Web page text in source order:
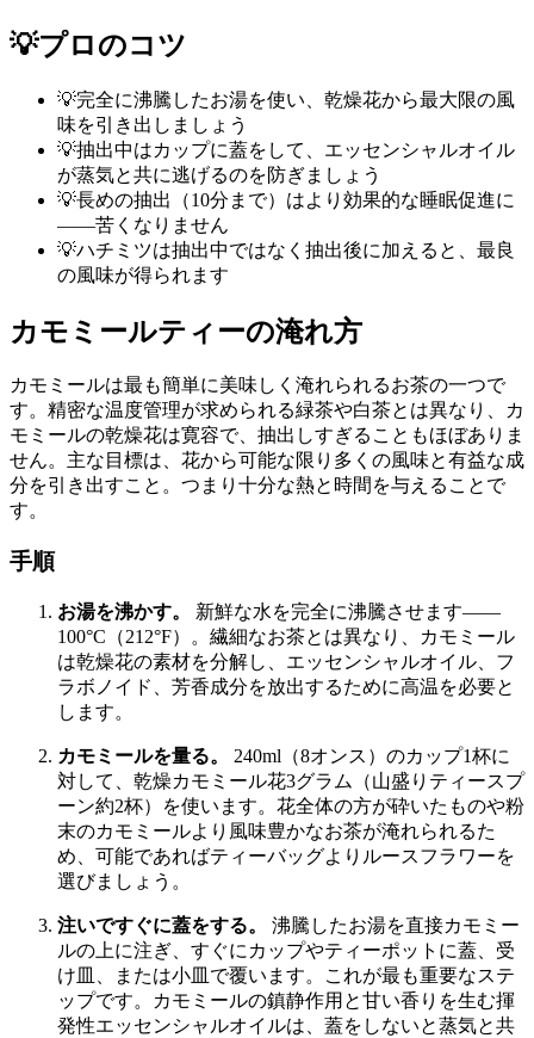
💡プロのコツ
💡完全に沸騰したお湯を使い、乾燥花から最大限の風
味を引き出しましょう
💡抽出中はカップに蓋をして、エッセンシャルオイル
が蒸気と共に逃げるのを防ぎましょう
💡長めの抽出（10分まで）はより効果的な睡眠促進に
——苦くなりません
💡ハチミツは抽出中ではなく抽出後に加えると、最良
の風味が得られます
カモミールティーの淹れ方
カモミールは最も簡単に美味しく淹れられるお茶の一つで
す。精密な温度管理が求められる緑茶や白茶とは異なり、カ
モミールの乾燥花は寛容で、抽出しすぎることもほぼありま
せん。主な目標は、花から可能な限り多くの風味と有益な成
分を引き出すこと。つまり十分な熱と時間を与えることで
す。
手順
お湯を沸かす。
新鮮な水を完全に沸騰させます——
100°C（212°F）。繊細なお茶とは異なり、カモミール
は乾燥花の素材を分解し、エッセンシャルオイル、フ
ラボノイド、芳香成分を放出するために高温を必要と
します。
カモミールを量る。
240ml（8オンス）のカップ1杯に
対して、乾燥カモミール花3グラム（山盛りティースプ
ーン約2杯）を使います。花全体の方が砕いたものや粉
末のカモミールより風味豊かなお茶が淹れられるた
め、可能であればティーバッグよりルースフラワーを
選びましょう。
注いですぐに蓋をする。
沸騰したお湯を直接カモミー
ルの上に注ぎ、すぐにカップやティーポットに蓋、受
け皿、または小皿で覆います。これが最も重要なステ
ップです。カモミールの鎮静作用と甘い香りを生む揮
発性エッセンシャルオイルは、蓋をしないと蒸気と共